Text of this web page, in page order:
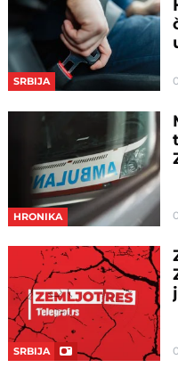
SRBIJA
HRONIKA
SRBIJA